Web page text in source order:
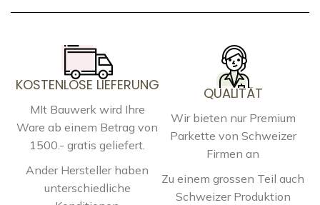
KOSTENLOSE LIEFERUNG
MIt Bauwerk wird Ihre
Ware ab einem Betrag von
1500.- gratis geliefert.
Ander Hersteller haben
unterschiedliche
QUALITÄT
Wir bieten nur Premium
Parkette von Schweizer
Firmen an
Zu einem grossen Teil auch
Schweizer Produktion